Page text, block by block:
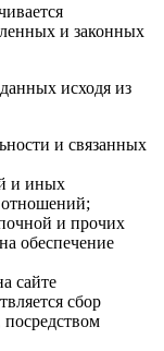
и законных
исходя из
и связанных
и иных
отношений;
и прочих
обеспечение
сайте
сбор
посредством